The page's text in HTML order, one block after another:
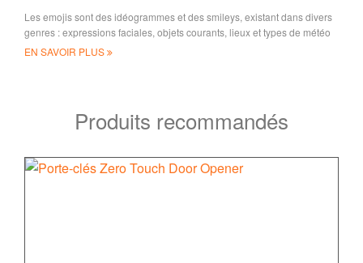
Les emojis sont des idéogrammes et des smileys, existant dans divers
genres : expressions faciales, objets courants, lieux et types de météo
&am
EN SAVOIR PLUS
Produits recommandés